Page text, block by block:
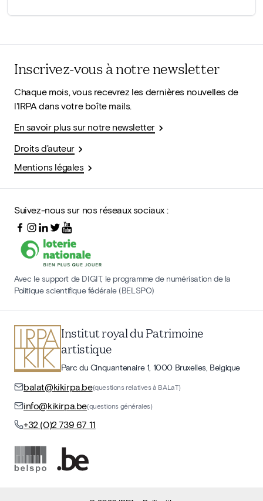
Inscrivez-vous à notre newsletter
Chaque mois, vous recevrez les dernières nouvelles de
l'IRPA dans votre boîte mails.
En savoir plus sur notre newsletter
Droits d'auteur
Mentions légales
Suivez-nous sur nos réseaux sociaux :
Avec le support de DIGIT, le programme de numérisation de la
Politique scientifique fédérale (BELSPO)
Institut royal du Patrimoine
artistique
Parc du Cinquantenaire 1, 1000 Bruxelles, Belgique
balat@kikirpa.be(questions relatives à BALaT)
info@kikirpa.be(questions générales)
+32 (0)2 739 67 11